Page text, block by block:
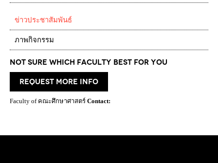
ข่าวประชาสัมพันธ์
ภาพกิจกรรม
Not Sure which Faculty best for you
request more info
Faculty of คณะศึกษาศาสตร์ Contact: